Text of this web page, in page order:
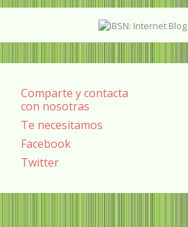
Comparte y contacta
con nosotras
Te necesitamos
Facebook
Twitter